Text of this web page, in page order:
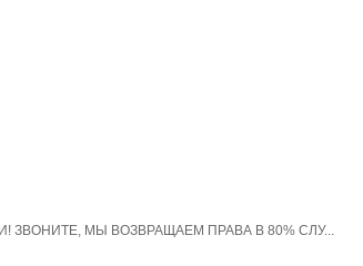
ЗВОНИТЕ, МЫ ВОЗВРАЩАЕМ ПРАВА В 80% СЛУ...